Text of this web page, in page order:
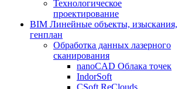
Технологическое
проектирование
BIM Линейные объекты, изыскания,
генплан
Обработка данных лазерного
сканирования
nanoCAD Облака точек
IndorSoft
CSoft ReClouds